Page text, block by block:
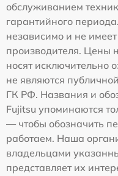
обслуживанием
гарантийного
независимо и не
производителя. Цены
носят исключительно
не являются
ГК РФ. Названия и
Fujitsu упоминаются
— чтобы обозначить
работаем. Наша
владельцами
представляет их